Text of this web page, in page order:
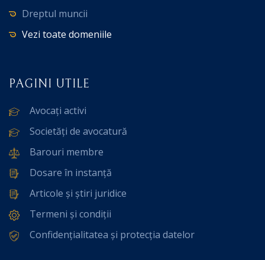
Dreptul muncii
Vezi toate domeniile
PAGINI UTILE
Avocați activi
Societăți de avocatură
Barouri membre
Dosare în instanță
Articole și știri juridice
Termeni și condiții
Confidențialitatea și protecția datelor